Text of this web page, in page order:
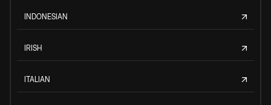
INDONESIAN
IRISH
ITALIAN